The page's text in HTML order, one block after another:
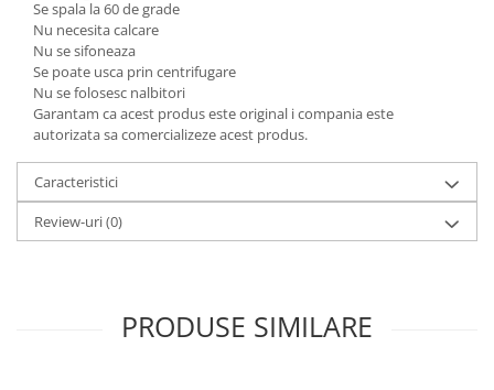
Se spala la 60 de grade
Nu necesita calcare
Nu se sifoneaza
Se poate usca prin centrifugare
Nu se folosesc nalbitori
Garantam ca acest produs este original i compania este
autorizata sa comercializeze acest produs.
Caracteristici
Review-uri(0)
PRODUSE SIMILARE